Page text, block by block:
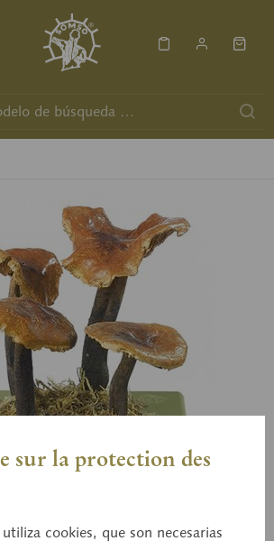
sur la protection des
cookies, que son necesarias